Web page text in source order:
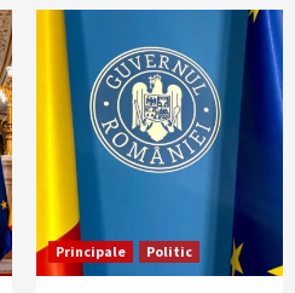
Principale Politic